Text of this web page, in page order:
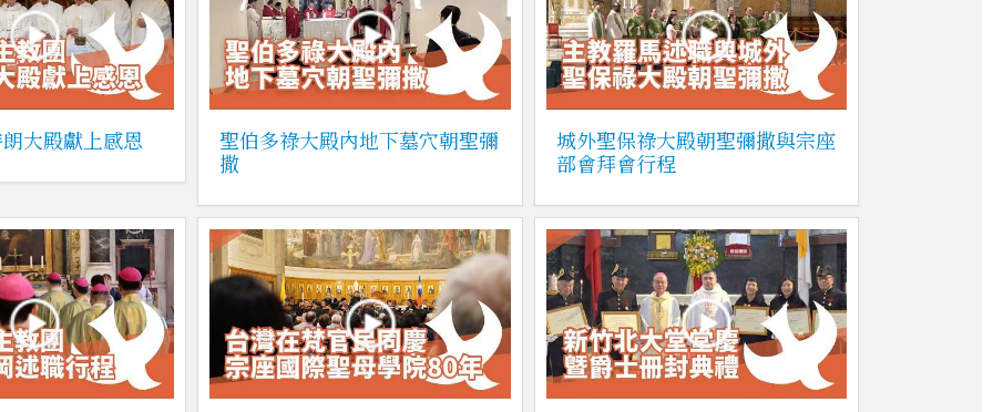
大殿獻上感恩
聖伯多祿大殿內地下墓穴朝聖彌
撒
城外聖保祿大殿朝聖彌撒與宗座
部會拜會行程